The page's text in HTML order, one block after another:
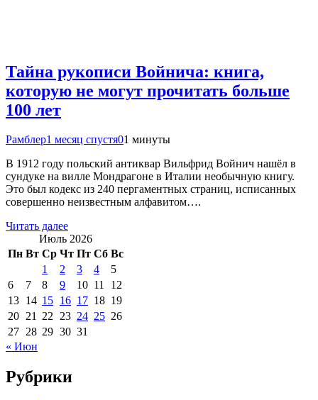
Тайна рукописи Войнича: книга,
которую не могут прочитать больше
100 лет
Рамблер1 месяц спустя01 минуты
В 1912 году польский антиквар Вильфрид Войнич нашёл в
сундуке на вилле Мондрагоне в Италии необычную книгу.
Это был кодекс из 240 пергаментных страниц, исписанных
совершенно неизвестным алфавитом….
Читать далее
Июль 2026
Пн Вт Ср Чт Пт Сб Вс
1
2 3 4
5
6
7 8 9 10 11
12
13 14 15 16 17 18 19
20 21 22 23 24 25 26
27 28 29 30 31
« Июн
Рубрики